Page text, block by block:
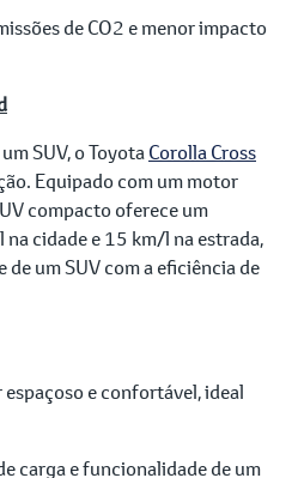
de CO2 e menor impacto
SUV, o ToyotaCorolla Cross
Equipado com um motor
compacto oferece um
cidade e 15 km/l na estrada,
um SUV com a eficiência de
e confortável, ideal
carga e funcionalidade de um